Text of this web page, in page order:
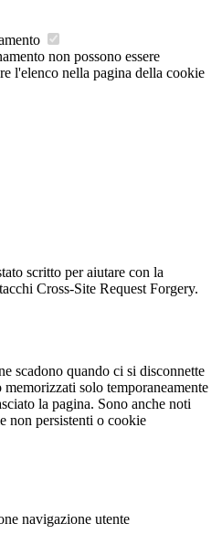
non possono essere
l'elenco nella pagina della cookie
scritto per aiutare con la
Cross-Site Request Forgery.
scadono quando ci si disconnette
solo temporaneamente
la pagina. Sono anche noti
non persistenti o cookie
navigazione utente